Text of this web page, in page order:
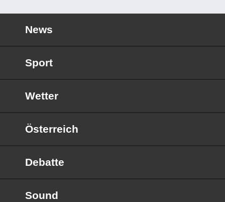
News
Sport
Wetter
Österreich
Debatte
Sound